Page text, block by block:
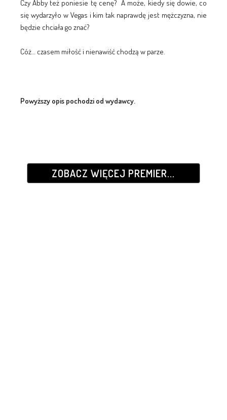
Czy Abby też poniesie tę cenę? A może, kiedy się dowie, co
się wydarzyło w Vegas i kim tak naprawdę jest mężczyzna, nie
będzie chciała go znać?
Cóż… czasem miłość i nienawiść chodzą w parze.
Powyższy opis pochodzi od wydawcy.
ZOBACZ WIĘCEJ PREMIER...